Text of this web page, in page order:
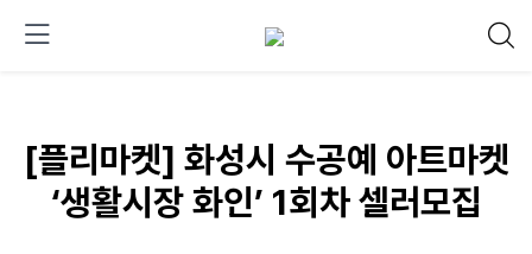
[플리마켓] 화성시 수공예 아트마켓
‘생활시장 화인’ 1회차 셀러모집